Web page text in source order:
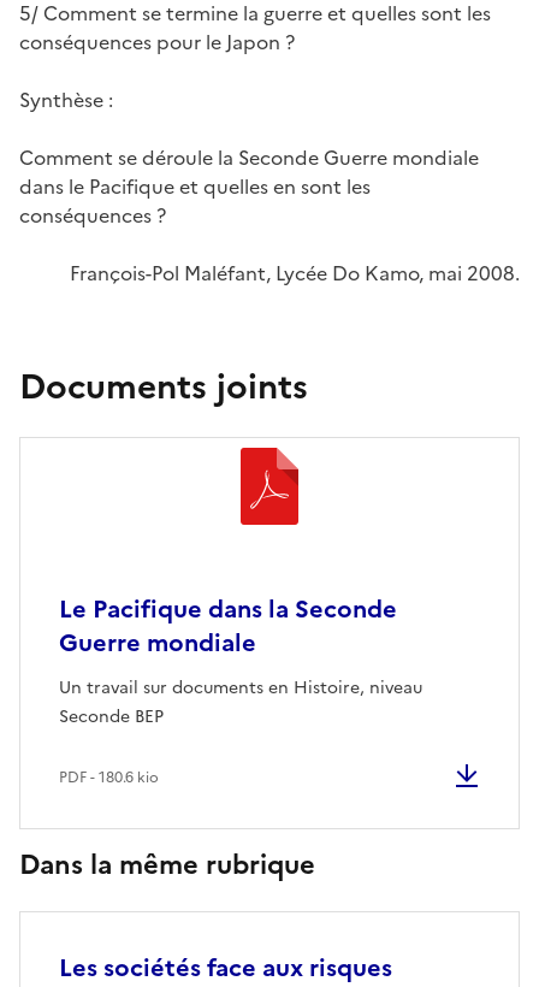
5/ Comment se termine la guerre et quelles sont les
conséquences pour le Japon ?
Synthèse :
Comment se déroule la Seconde Guerre mondiale
dans le Pacifique et quelles en sont les
conséquences ?
François-Pol Maléfant, Lycée Do Kamo, mai 2008.
Documents joints
Le Pacifique dans la Seconde
Guerre mondiale
Un travail sur documents en Histoire, niveau
Seconde BEP
PDF - 180.6 kio
Dans la même rubrique
Les sociétés face aux risques